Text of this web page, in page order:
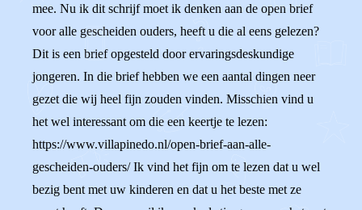
mee. Nu ik dit schrijf moet ik denken aan de open brief
voor alle gescheiden ouders, heeft u die al eens gelezen?
Dit is een brief opgesteld door ervaringsdeskundige
jongeren. In die brief hebben we een aantal dingen neer
gezet die wij heel fijn zouden vinden. Misschien vind u
het wel interessant om die een keertje te lezen:
https://www.villapinedo.nl/open-brief-aan-alle-
gescheiden-ouders/ Ik vind het fijn om te lezen dat u wel
bezig bent met uw kinderen en dat u het beste met ze